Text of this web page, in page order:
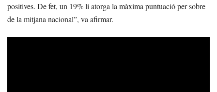
positives. De fet, un 19% li atorga la màxima puntuació per sobre
de la mitjana nacional”, va afirmar.